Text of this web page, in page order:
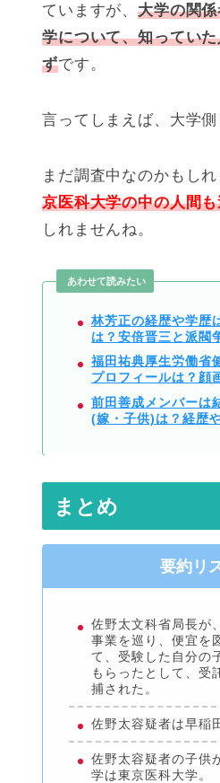
ていますが、大学の関
学について、知ってい
ずです。
言ってしまえば、大学
まだ調査中なのかもし
京医科大学の中の人間
しれませんね。
あわせて読みたい
林芳正の経歴や学歴
は？安倍晋三と派閥
福田祐典厚生労働省
プロフィールは？顔
前田善成メンバーは
(嫁・子供)は？経歴
まとめ
要約リ
佐野太文科省局長が
事業を巡り、便宜を
て、受験した自分の
もらったとして、受
捕された。
佐野太容疑者は早稲
佐野太容疑者の子供
学は東京医科大学。